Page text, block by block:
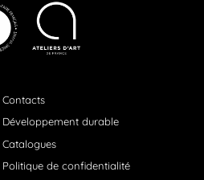
Contacts
Développement durable
Catalogues
Politique de confidentialité